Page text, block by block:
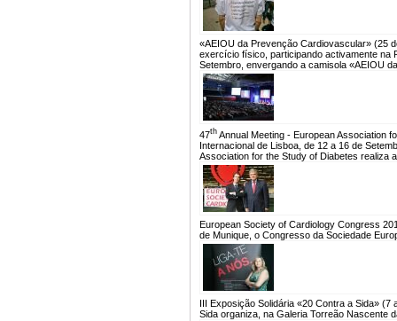
«AEIOU da Prevenção Cardiovascular» (25
exercício físico, participando activamente na
Setembro, envergando a camisola «AEIOU
47th Annual Meeting - European Association
Internacional de Lisboa, de 12 a 16 de
Association for the Study of Diabetes realiza
European Society of Cardiology Congress
de Munique, o Congresso da Sociedade
III Exposição Solidária «20 Contra a Sida» (7
Sida organiza, na Galeria Torreão Nascente